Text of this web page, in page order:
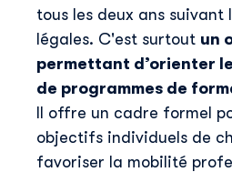
tous les deux ans suivant
légales. C'est surtout un
permettant d’orienter
de programmes de
Il offre un cadre formel
objectifs individuels de
favoriser la mobilité